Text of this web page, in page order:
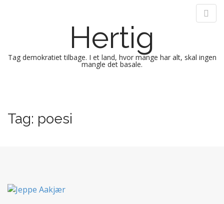
Hertig
Tag demokratiet tilbage. I et land, hvor mange har alt, skal ingen
mangle det basale.
i
n
p
t
e
Tag: poesi